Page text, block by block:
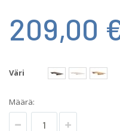
209,00
Väri
Määrä: